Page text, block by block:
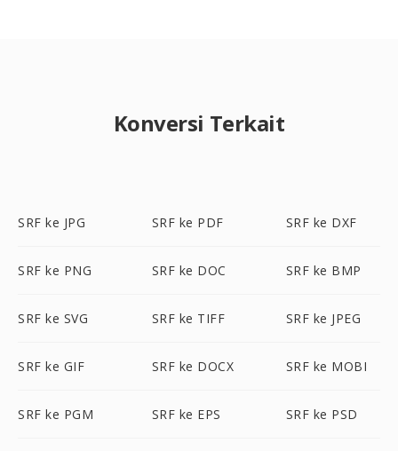
Konversi Terkait
SRF ke JPG SRF ke PDF SRF ke DXF
SRF ke PNG SRF ke DOC SRF ke BMP
SRF ke SVG SRF ke TIFF SRF ke JPEG
SRF ke GIF SRF ke DOCX SRF ke MOBI
SRF ke PGM SRF ke EPS SRF ke PSD